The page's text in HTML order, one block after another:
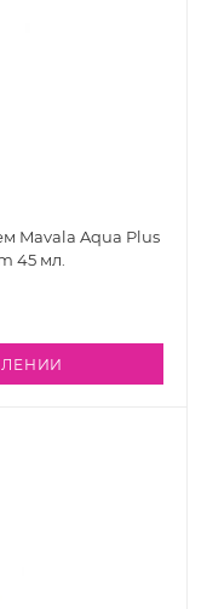
Mavala Aqua Plus
45 мл.